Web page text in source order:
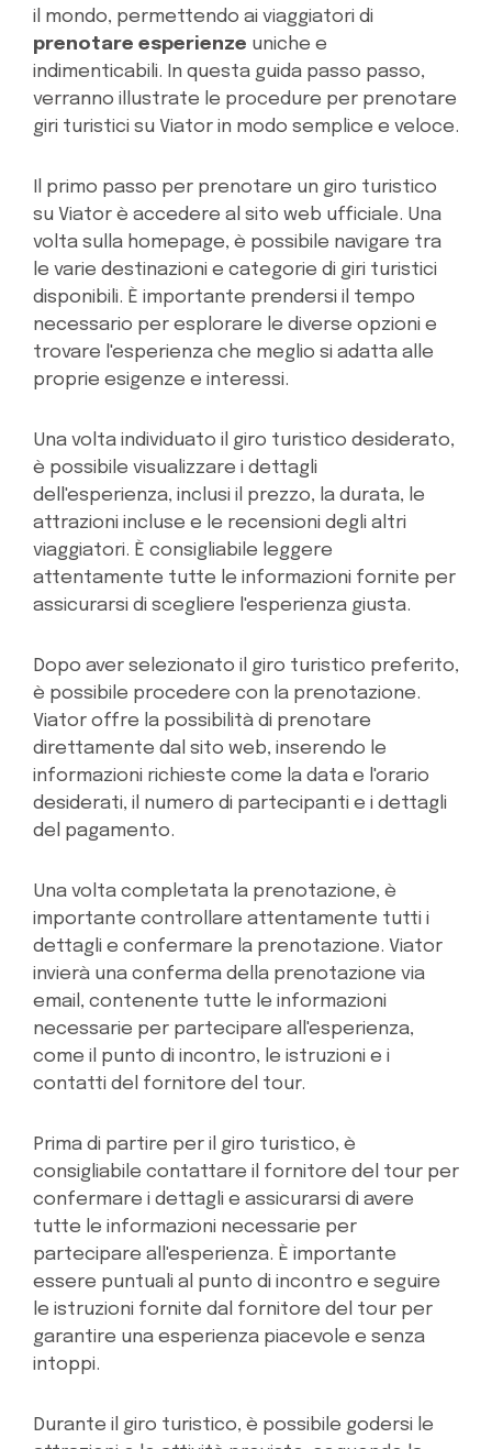
il mondo, permettendo ai viaggiatori di
prenotare esperienze uniche e
indimenticabili. In questa guida passo passo,
verranno illustrate le procedure per prenotare
giri turistici su Viator in modo semplice e veloce.
Il primo passo per prenotare un giro turistico
su Viator è accedere al sito web ufficiale. Una
volta sulla homepage, è possibile navigare tra
le varie destinazioni e categorie di giri turistici
disponibili. È importante prendersi il tempo
necessario per esplorare le diverse opzioni e
trovare l'esperienza che meglio si adatta alle
proprie esigenze e interessi.
Una volta individuato il giro turistico desiderato,
è possibile visualizzare i dettagli
dell'esperienza, inclusi il prezzo, la durata, le
attrazioni incluse e le recensioni degli altri
viaggiatori. È consigliabile leggere
attentamente tutte le informazioni fornite per
assicurarsi di scegliere l'esperienza giusta.
Dopo aver selezionato il giro turistico preferito,
è possibile procedere con la prenotazione.
Viator offre la possibilità di prenotare
direttamente dal sito web, inserendo le
informazioni richieste come la data e l'orario
desiderati, il numero di partecipanti e i dettagli
del pagamento.
Una volta completata la prenotazione, è
importante controllare attentamente tutti i
dettagli e confermare la prenotazione. Viator
invierà una conferma della prenotazione via
email, contenente tutte le informazioni
necessarie per partecipare all'esperienza,
come il punto di incontro, le istruzioni e i
contatti del fornitore del tour.
Prima di partire per il giro turistico, è
consigliabile contattare il fornitore del tour per
confermare i dettagli e assicurarsi di avere
tutte le informazioni necessarie per
partecipare all'esperienza. È importante
essere puntuali al punto di incontro e seguire
le istruzioni fornite dal fornitore del tour per
garantire una esperienza piacevole e senza
intoppi.
Durante il giro turistico, è possibile godersi le